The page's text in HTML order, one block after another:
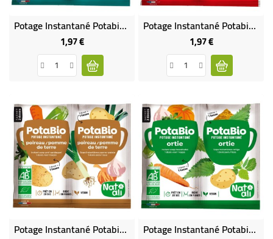
Potage Instantané Potabio Épinards Spiruline BIO
1,97 €Prix
Potage Instantané Potabio Tomate BIO
1,97 €Prix
Potage Instantané Potabio Poireaux Pommes De Terre BIO Potage Instantané Potabio Ortie BIO